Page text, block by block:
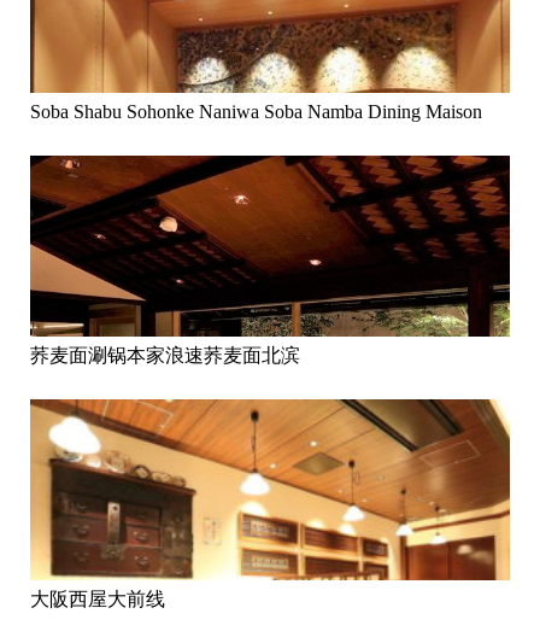
Soba Shabu Sohonke Naniwa Soba Namba Dining Maison
荞麦面涮锅本家浪速荞麦面北滨
大阪西屋大前线